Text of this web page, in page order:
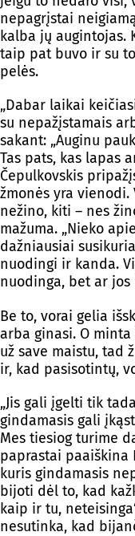
nepagrįstai
kalba jų augintojas.
taip pat buvo ir su
pelės.
„Dabar laikai
su nepažįstamais
sakant: „Auginu
Tas pats, kas lapas
Čepulkovskis
žmonės yra
nežino, kiti – nes
mažuma. „Nieko
dažniausiai
nuodingi ir kanda.
nuodinga, bet ar jos
Be to, vorai gelia
arba ginasi. O
už save maistu, tad
ir, kad pasisotintų,
„Jis gali įgelti tik
gindamasis gali
Mes tiesiog turime
paprastai paaiškina
kuris gindamasis
bijoti dėl to, kad
kaip ir tu,
nesutinka, kad